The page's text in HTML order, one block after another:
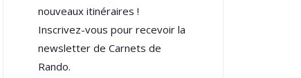
nouveaux itinéraires !
Inscrivez-vous pour recevoir la
newsletter de Carnets de
Rando.